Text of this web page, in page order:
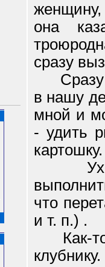
она
сразу
Сразу
в нашу
мной и
- удить
картошку.
Уходя
что
и т. п.) .
Как-то